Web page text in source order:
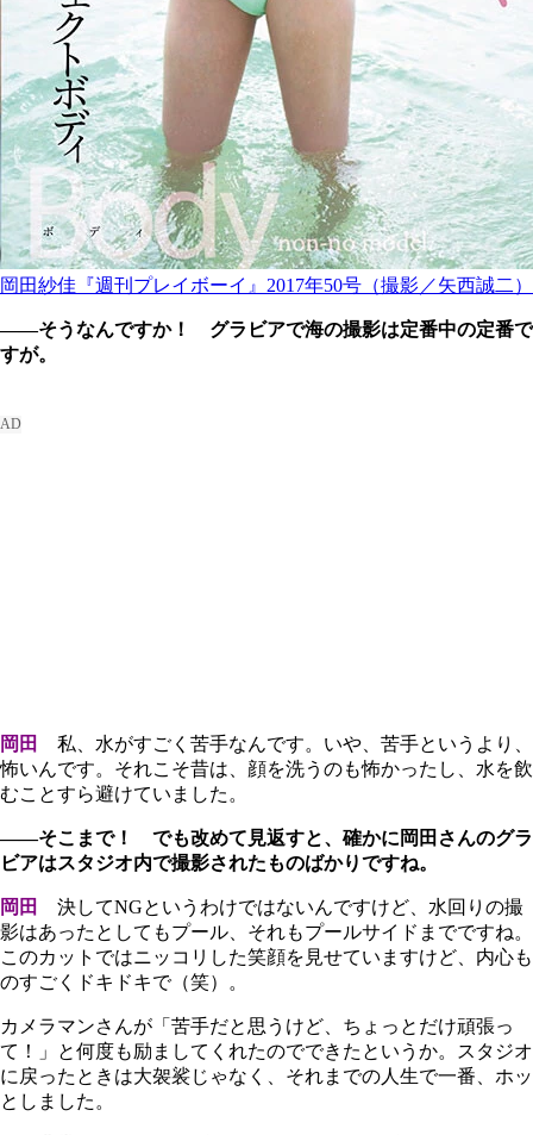
岡田紗佳『週刊プレイボーイ』2017年50号（撮影／矢西誠二）
――そうなんですか！ グラビアで海の撮影は定番中の定番で
すが。
岡田
私、水がすごく苦手なんです。いや、苦手というより、
怖いんです。それこそ昔は、顔を洗うのも怖かったし、水を飲
むことすら避けていました。
――そこまで！ でも改めて見返すと、確かに岡田さんのグラ
ビアはスタジオ内で撮影されたものばかりですね。
岡田
決してNGというわけではないんですけど、水回りの撮
影はあったとしてもプール、それもプールサイドまでですね。
このカットではニッコリした笑顔を見せていますけど、内心も
のすごくドキドキで（笑）。
カメラマンさんが「苦手だと思うけど、ちょっとだけ頑張っ
て！」と何度も励ましてくれたのでできたというか。スタジオ
に戻ったときは大袈裟じゃなく、それまでの人生で一番、ホッ
としました。